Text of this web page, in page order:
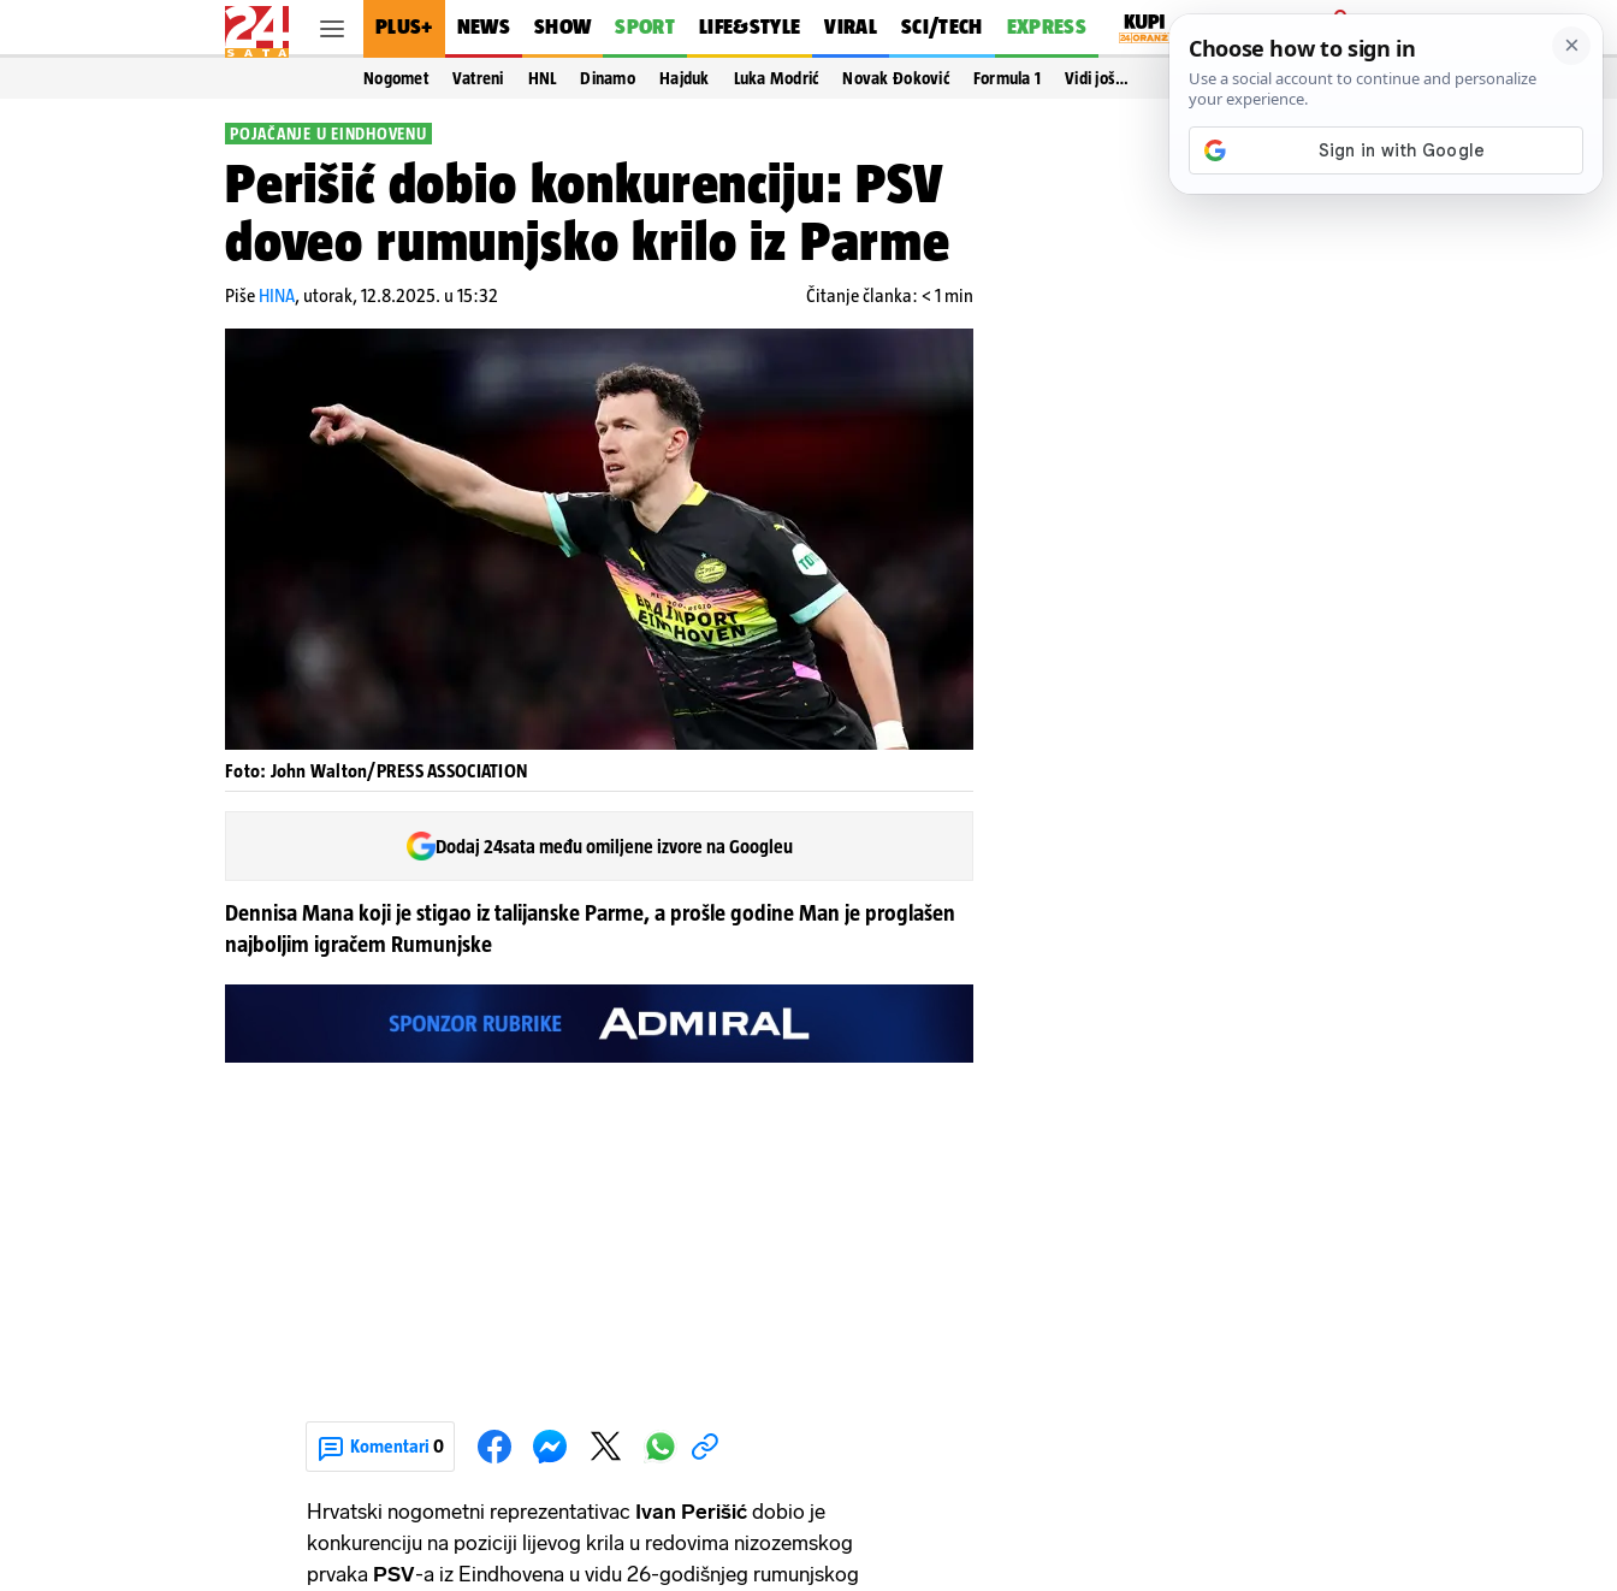
PLUS+ NEWS SHOW SPORT LIFE&STYLE VIRAL SCI/TECH EXPRESS
PRIJAVA
Nogomet Vatreni HNL Dinamo Hajduk Luka Modrić Novak Đoković Formula 1 Vidi još…
POJAČANJE U EINDHOVENU
Perišić dobio konkurenciju: PSV
doveo rumunjsko krilo iz Parme
Piše HINA, utorak, 12.8.2025. u 15:32 Čitanje članka: < 1 min
Foto: John Walton/PRESS ASSOCIATION
Dodaj 24sata među omiljene izvore na Googleu
Dennisa Mana koji je stigao iz talijanske Parme, a prošle godine Man je proglašen
najboljim igračem Rumunjske
Komentari 0
Hrvatski nogometni reprezentativac Ivan Perišić dobio je
konkurenciju na poziciji lijevog krila u redovima nizozemskog
prvaka PSV-a iz Eindhovena u vidu 26-godišnjeg rumunjskog